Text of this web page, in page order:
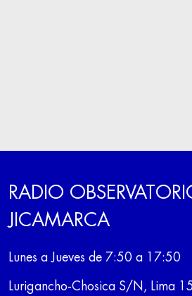
RADIO
JICAMARCA
Lunes a Jueves de 7:50 a 17:50
Lurigancho-Chosica S/N, Lima